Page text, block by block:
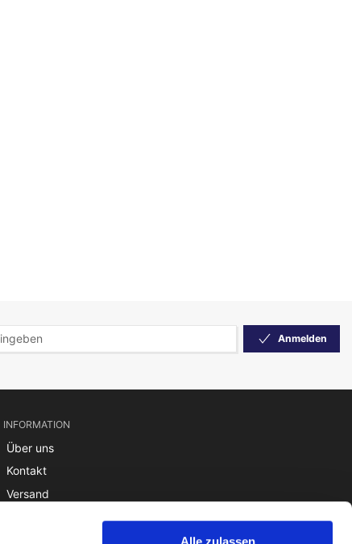
Anmelden
INFORMATION
Über uns
Kontakt
Versand